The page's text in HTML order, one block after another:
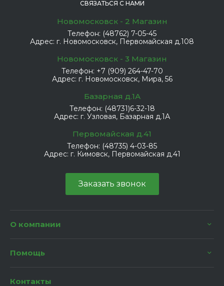
СВЯЗАТЬСЯ С НАМИ
Новомосковск - 2 Магазин
Телефон: (48762) 7-05-45
Адрес: г. Новомосковск, Первомайская д.108
Новомосковск - 3 Магазин
Телефон: +7 (909) 264-47-70
Адрес: г. Новомосковск, Мира, 56
Базарная д.1А
Телефон: (48731)6-32-18
Адрес: г. Узловая, Базарная д.1А
Первомайская д.41
Телефон: (48735) 4-03-85
Адрес: г. Кимовск, Первомайская д.41
Заказать звонок
О компании
Помощь
Контакты